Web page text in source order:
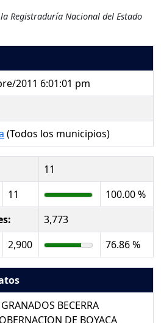
Registraduría Nacional del Estado
2011 6:01:01 pm
(Todos los municipios)
11
11
100.00 %
3,773
2,900 76.86 %
BECERRA
DE BOYACA